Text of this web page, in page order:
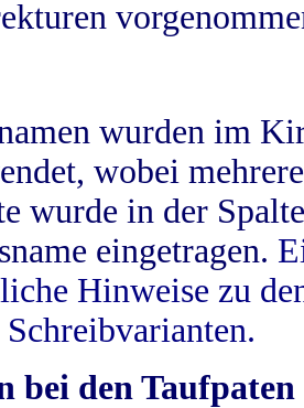
wurden im
wobei
wurde in der
eingetragen.
Hinweise zu
bei den Taufpaten